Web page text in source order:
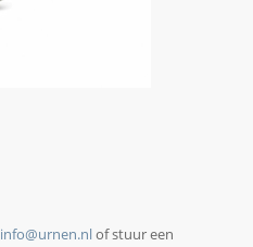
info@urnen.nlof stuur een